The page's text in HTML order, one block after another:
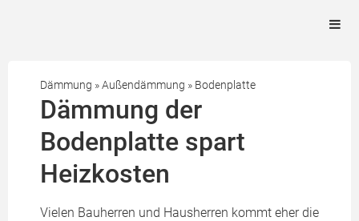
Dämmung »Außendämmung » Bodenplatte
Dämmung der
Bodenplatte spart
Heizkosten
Vielen Bauherren und Hausherren kommt eher die